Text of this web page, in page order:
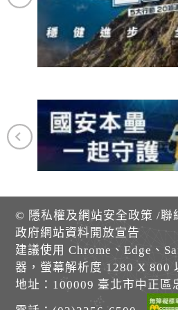
© 隱私權及網站安全政策 /聯
政府網站資料開放宣告
建議使用 Chrome、Edge、
器，螢幕解析度 1280 X 800
地址：100009 臺北市中正